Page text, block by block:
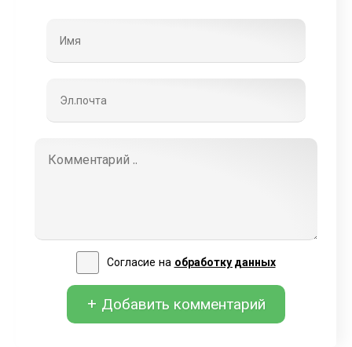
Согласие на обработку данных
+ Добавить комментарий